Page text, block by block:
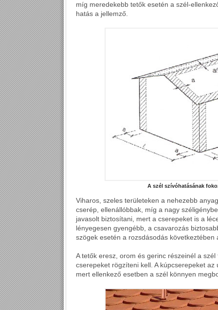
míg meredekebb tetők esetén a szél-
hatás a jellemző.
A szél szívóhatásának
Viharos, szeles területeken a nehezebb
cserép, ellenállóbbak, míg a nagy
javasolt biztosítani, mert a cserepeket is a
lényegesen gyengébb, a csavarozás
szögek esetén a rozsdásodás
A tetők eresz, orom és gerinc részeinél a
cserepeket rögzíteni kell. A kúpcserepeket
mert ellenkező esetben a szél könnyen